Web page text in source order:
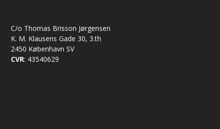
C/o Thomas Brisson Jørgensen
K. M. Klausens Gade 30, 3.th
2450 København SV
CVR: 43540629